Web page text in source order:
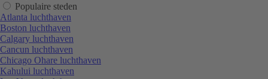
Populaire steden
Atlanta luchthaven
Boston luchthaven
Calgary luchthaven
Cancun luchthaven
Chicago Ohare luchthaven
Kahului luchthaven